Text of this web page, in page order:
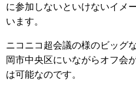
に参加しないといけないイメ
います。
ニコニコ超会議の様のビッグ
岡市中央区にいながらオフ会
は可能なのです。